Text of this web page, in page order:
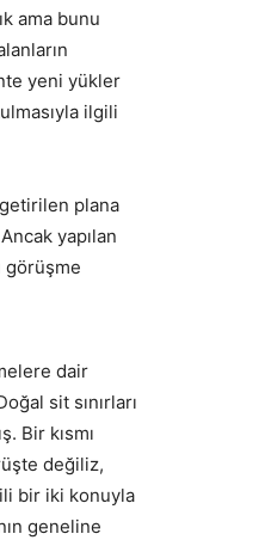
ama bunu
yeni yükler
ilgili
plana
yapılan
görüşme
dair
sit sınırları
Bir kısmı
değiliz,
bir iki konuyla
geneline